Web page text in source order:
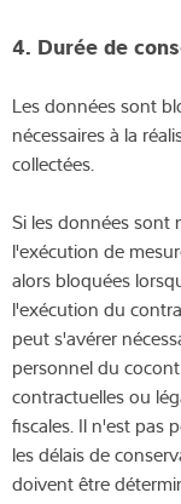
4. Durée de
Les données sont
nécessaires à la
collectées.
Si les données sont
l'exécution de
alors bloquées
l'exécution du
peut s'avérer
personnel du
contractuelles ou
fiscales. Il n'est pas
les délais de
doivent être